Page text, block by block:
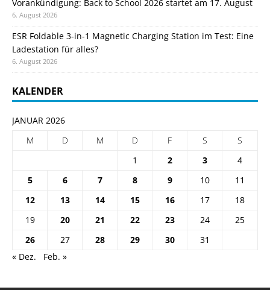
Vorankündigung: Back to School 2026 startet am 17. August
6. August 2026
ESR Foldable 3-in-1 Magnetic Charging Station im Test: Eine
Ladestation für alles?
6. August 2026
KALENDER
JANUAR 2026
M
D M D F S
S
1
2 3
4
5
6 7 8 9 10
11
12
13 14 15 16 17
18
19
20 21 22 23 24
25
26
27 28 29 30
31
« Dez.
Feb. »